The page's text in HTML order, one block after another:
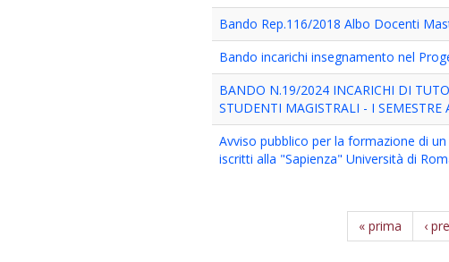
Bando Rep.116/2018 Albo Docenti
Bando incarichi insegnamento nel
BANDO N.19/2024 INCARICHI DI
STUDENTI MAGISTRALI - I SEMESTRE
Avviso pubblico per la formazione di
iscritti alla "Sapienza" Università di
« prima ‹